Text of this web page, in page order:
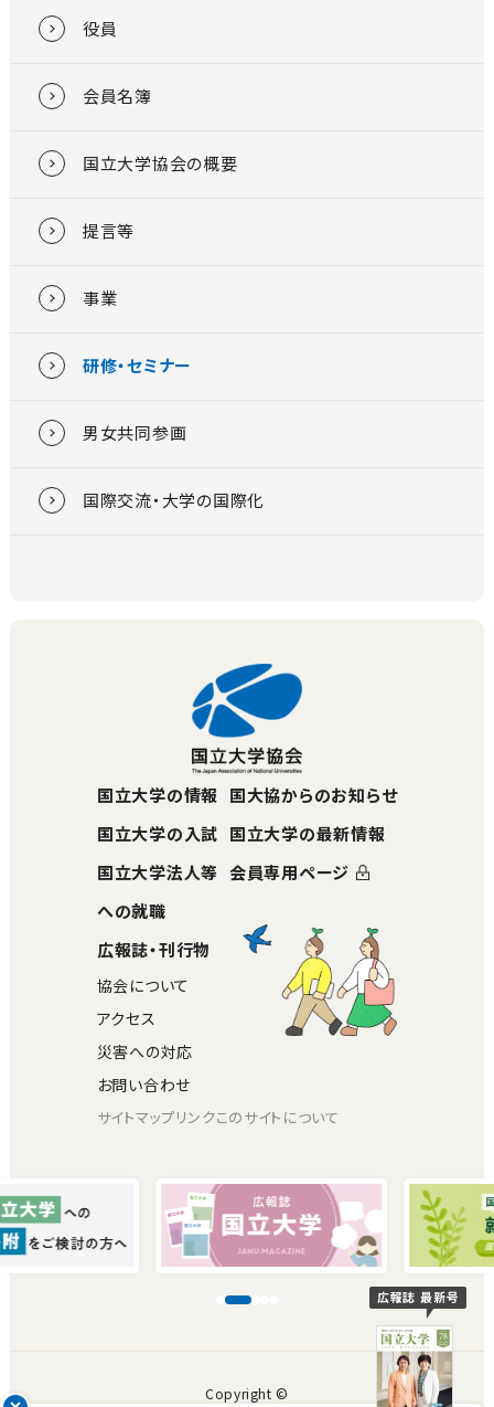
役員
会員名簿
国立大学協会の概要
提言等
事業
研修・セミナー
男女共同参画
国際交流・大学の国際化
広報誌 最新号
国立大学の情報
国立大学の入試
国立大学法人等
への就職
広報誌・刊行物
国大協からのお知らせ
国立大学の最新情報
会員専用ページ
協会について
アクセス
災害への対応
お問い合わせ
サイトマップリンクこのサイトについて
Copyright ©